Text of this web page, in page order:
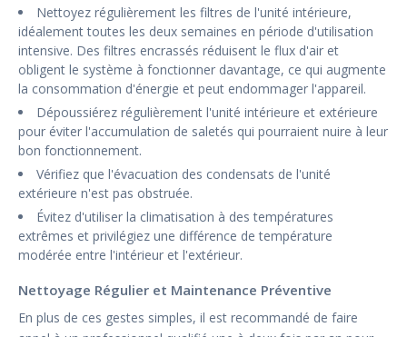
Nettoyez régulièrement les filtres de l'unité intérieure,
idéalement toutes les deux semaines en période d'utilisation
intensive. Des filtres encrassés réduisent le flux d'air et
obligent le système à fonctionner davantage, ce qui augmente
la consommation d'énergie et peut endommager l'appareil.
Dépoussiérez régulièrement l'unité intérieure et extérieure
pour éviter l'accumulation de saletés qui pourraient nuire à leur
bon fonctionnement.
Vérifiez que l'évacuation des condensats de l'unité
extérieure n'est pas obstruée.
Évitez d'utiliser la climatisation à des températures
extrêmes et privilégiez une différence de température
modérée entre l'intérieur et l'extérieur.
Nettoyage Régulier et Maintenance Préventive
En plus de ces gestes simples, il est recommandé de faire